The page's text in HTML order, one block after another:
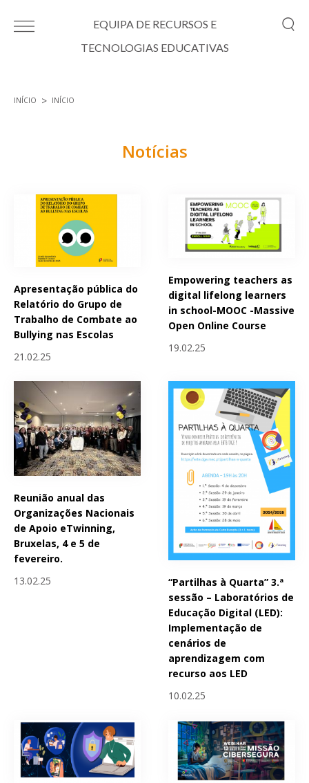
EQUIPA DE RECURSOS E
TECNOLOGIAS EDUCATIVAS
INÍCIO INÍCIO
Notícias
Apresentação pública do
Relatório do Grupo de
Trabalho de Combate ao
Bullying nas Escolas
21.02.25
Empowering teachers as
digital lifelong learners
in school-MOOC -Massive
Open Online Course
19.02.25
Reunião anual das
Organizações Nacionais
de Apoio eTwinning,
Bruxelas, 4 e 5 de
fevereiro.
13.02.25
“Partilhas à Quarta” 3.ª
sessão – Laboratórios de
Educação Digital (LED):
Implementação de
cenários de
aprendizagem com
recurso aos LED
10.02.25
Páginas